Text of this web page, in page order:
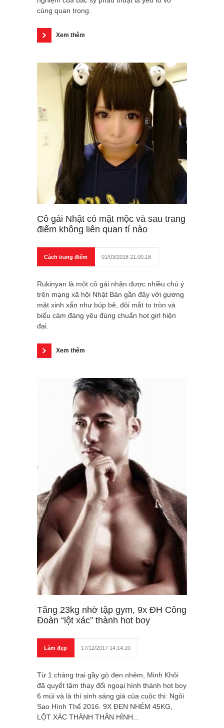
cùng quan trọng.
Xem thêm
Cô gái Nhật có mặt mộc và sau trang
điểm không liên quan tí nào
Cách trang điểm 01/03/2018 21:00:18
Rukinyan là một cô gái nhận được nhiều chú ý
trên mạng xã hội Nhật Bản gần đây với gương
mặt xinh xắn như búp bê, đôi mắt to tròn và
biểu cảm đáng yêu đúng chuẩn hot girl hiện
đại.
Xem thêm
Tăng 23kg nhờ tập gym, 9x ĐH Công
Đoàn “lột xác” thành hot boy
Làm đẹp 17/12/2017 14:14:20
Từ 1 chàng trai gầy gò đen nhẻm, Minh Khôi
đã quyết tâm thay đổi ngoại hình thành hot boy
6 múi và là thí sinh sáng giá của cuộc thi: Ngôi
Sao Hình Thể 2016. 9X ĐEN NHẺM 45KG,
LỘT XÁC THÀNH THÂN HÌNH...